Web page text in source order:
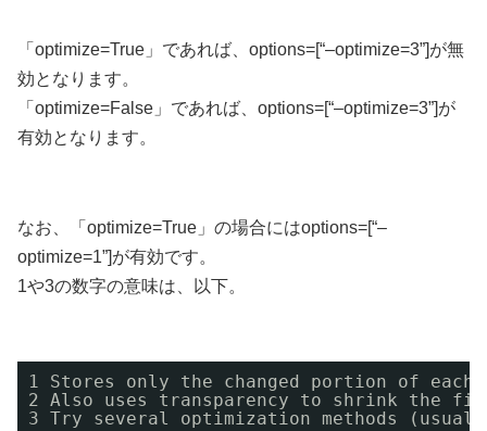
「optimize=True」であれば、options=[“–optimize=3”]が無
効となります。
「optimize=False」であれば、options=[“–optimize=3”]が
有効となります。
なお、「optimize=True」の場合にはoptions=[“–
optimize=1”]が有効です。
1や3の数字の意味は、以下。
1 Stores only the changed portion of
2 Also uses transparency to shrink the
3 Try several optimization methods